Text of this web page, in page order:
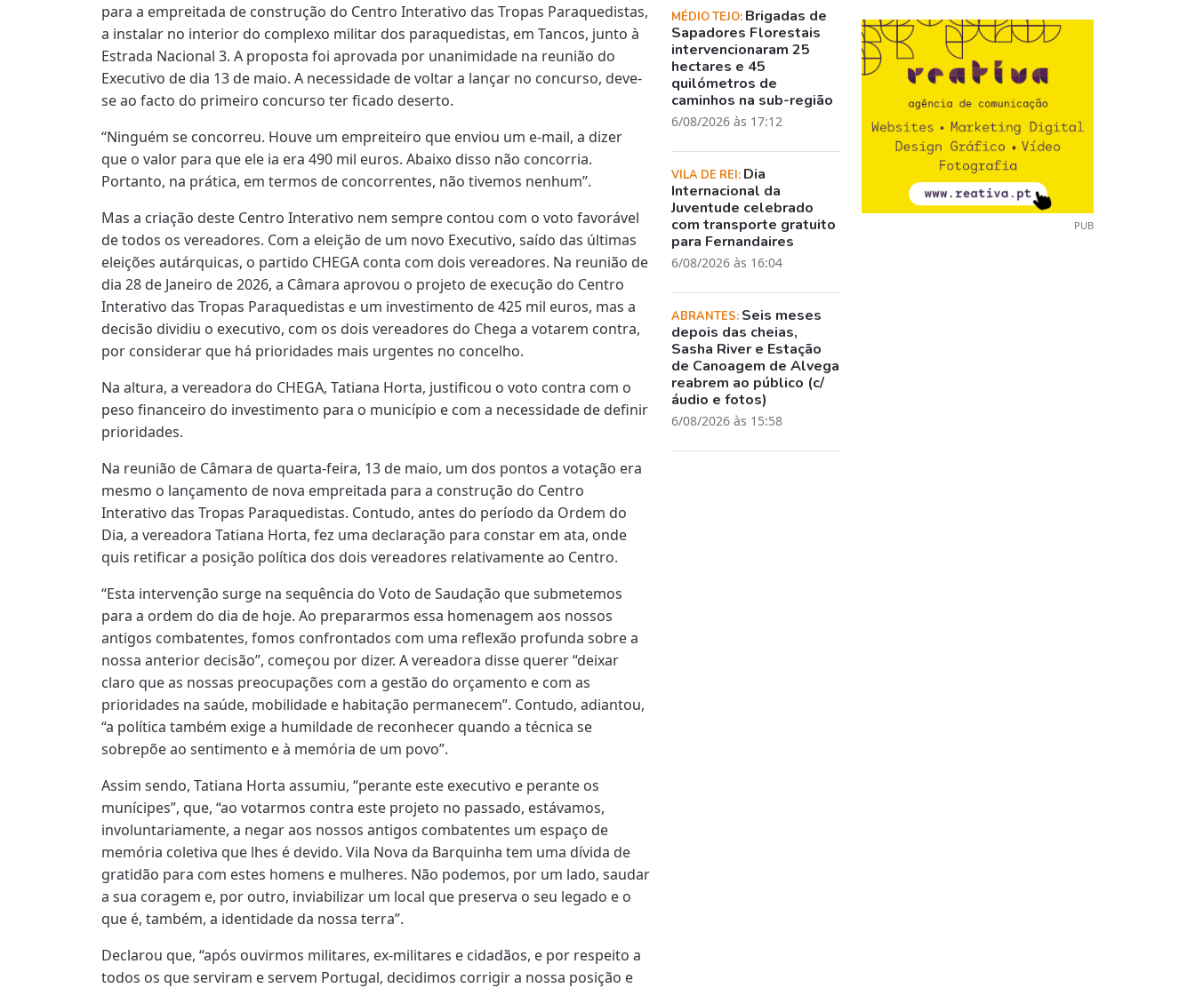
para a empreitada de construção do Centro Interativo das Tropas Paraquedistas,
a instalar no interior do complexo militar dos paraquedistas, em Tancos, junto à
Estrada Nacional 3. A proposta foi aprovada por unanimidade na reunião do
Executivo de dia 13 de maio. A necessidade de voltar a lançar no concurso, deve-
se ao facto do primeiro concurso ter ficado deserto.
“Ninguém se concorreu. Houve um empreiteiro que enviou um e-mail, a dizer
que o valor para que ele ia era 490 mil euros. Abaixo disso não concorria.
Portanto, na prática, em termos de concorrentes, não tivemos nenhum”.
Mas a criação deste Centro Interativo nem sempre contou com o voto favorável
de todos os vereadores. Com a eleição de um novo Executivo, saído das últimas
eleições autárquicas, o partido CHEGA conta com dois vereadores. Na reunião de
dia 28 de Janeiro de 2026, a Câmara aprovou o projeto de execução do Centro
Interativo das Tropas Paraquedistas e um investimento de 425 mil euros, mas a
decisão dividiu o executivo, com os dois vereadores do Chega a votarem contra,
por considerar que há prioridades mais urgentes no concelho.
Na altura, a vereadora do CHEGA, Tatiana Horta, justificou o voto contra com o
peso financeiro do investimento para o município e com a necessidade de definir
prioridades.
Na reunião de Câmara de quarta-feira, 13 de maio, um dos pontos a votação era
mesmo o lançamento de nova empreitada para a construção do Centro
Interativo das Tropas Paraquedistas. Contudo, antes do período da Ordem do
Dia, a vereadora Tatiana Horta, fez uma declaração para constar em ata, onde
quis retificar a posição política dos dois vereadores relativamente ao Centro.
“Esta intervenção surge na sequência do Voto de Saudação que submetemos
para a ordem do dia de hoje. Ao prepararmos essa homenagem aos nossos
antigos combatentes, fomos confrontados com uma reflexão profunda sobre a
nossa anterior decisão”, começou por dizer. A vereadora disse querer “deixar
claro que as nossas preocupações com a gestão do orçamento e com as
prioridades na saúde, mobilidade e habitação permanecem”. Contudo, adiantou,
“a política também exige a humildade de reconhecer quando a técnica se
sobrepõe ao sentimento e à memória de um povo”.
Assim sendo, Tatiana Horta assumiu, “perante este executivo e perante os
munícipes”, que, “ao votarmos contra este projeto no passado, estávamos,
involuntariamente, a negar aos nossos antigos combatentes um espaço de
memória coletiva que lhes é devido. Vila Nova da Barquinha tem uma dívida de
gratidão para com estes homens e mulheres. Não podemos, por um lado, saudar
a sua coragem e, por outro, inviabilizar um local que preserva o seu legado e o
que é, também, a identidade da nossa terra”.
Declarou que, “após ouvirmos militares, ex-militares e cidadãos, e por respeito a
todos os que serviram e servem Portugal, decidimos corrigir a nossa posição e
MÉDIO TEJO: Brigadas de
Sapadores Florestais
intervencionaram 25
hectares e 45
quilómetros de
caminhos na sub-região
6/08/2026 às 17:12
VILA DE REI: Dia
Internacional da
Juventude celebrado
com transporte gratuito
para Fernandaires
6/08/2026 às 16:04
ABRANTES: Seis meses
depois das cheias,
Sasha River e Estação
de Canoagem de Alvega
reabrem ao público (c/
áudio e fotos)
6/08/2026 às 15:58
PUB